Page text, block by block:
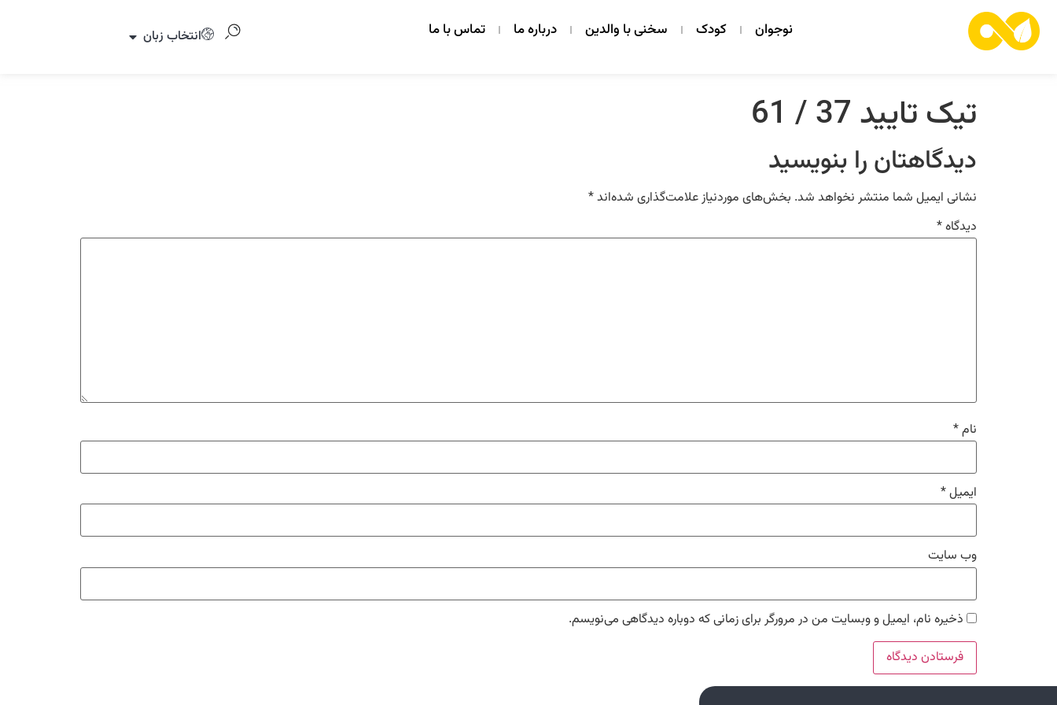
نوجوان کودک سخنی با والدین درباره ما تماس با ما انتخاب زبان
تیک تایید 37 / 61
دیدگاهتان را بنویسید
نشانی ایمیل شما منتشر نخواهد شد. بخش‌های موردنیاز علامت‌گذاری شده‌اند*
دیدگاه*
نام*
ایمیل*
وب‌ سایت
ذخیره نام، ایمیل و وبسایت من در مرورگر برای زمانی که دوباره دیدگاهی می‌نویسم.